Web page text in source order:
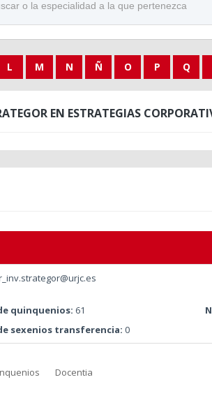
L M N Ñ O P Q
EN ESTRATEGIAS
quinquenios: 61
sexenios transferencia: 0
Docentia